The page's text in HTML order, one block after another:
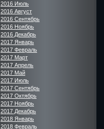
2016 Июль
2016 Август
2016 Сентябрь
2016 Ноябрь
2016 Декабрь
2017 Январь
2017 Февраль
2017 Март
2017 Апрель
2017 Май
2017 Июль
2017 Сентябрь
2017 Октябрь
2017 Ноябрь
2017 Декабрь
2018 Январь
2018 Февраль